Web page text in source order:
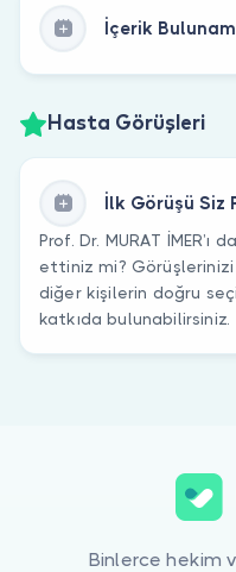
İçerik
Hasta Görüşleri
İlk Görüşü Siz
Prof. Dr. MURAT İMER’ı
ettiniz mi?
diğer kişilerin doğru
katkıda bulunabilirsiniz.
Binlerce hekim